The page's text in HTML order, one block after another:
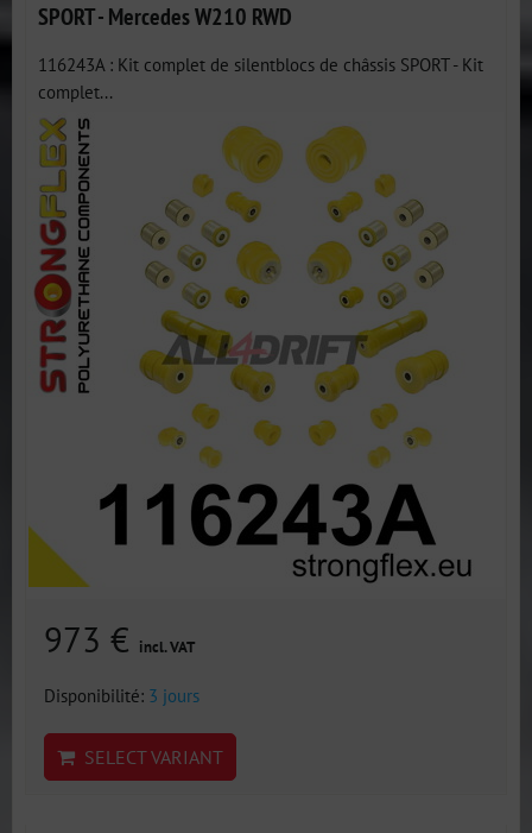
SPORT - Mercedes W210 RWD
116243A : Kit complet de silentblocs de châssis SPORT - Kit
complet...
973 € incl. VAT
Disponibilité: 3 jours
SELECT VARIANT